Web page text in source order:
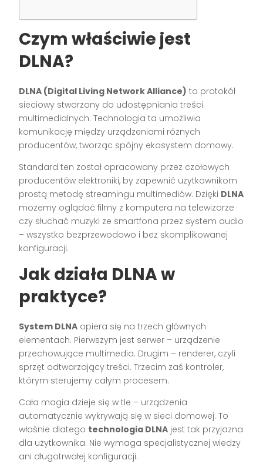
Czym właściwie jest
DLNA?
DLNA (Digital Living Network Alliance) to protokół
sieciowy stworzony do udostępniania treści
multimedialnych. Technologia ta umożliwia
komunikację między urządzeniami różnych
producentów, tworząc spójny ekosystem domowy.
Standard ten został opracowany przez czołowych
producentów elektroniki, by zapewnić użytkownikom
prostą metodę streamingu multimediów. Dzięki DLNA
możemy oglądać filmy z komputera na telewizorze
czy słuchać muzyki ze smartfona przez system audio
– wszystko bezprzewodowo i bez skomplikowanej
konfiguracji.
Jak działa DLNA w
praktyce?
System DLNA opiera się na trzech głównych
elementach. Pierwszym jest serwer – urządzenie
przechowujące multimedia. Drugim – renderer, czyli
sprzęt odtwarzający treści. Trzecim zaś kontroler,
którym sterujemy całym procesem.
Cała magia dzieje się w tle – urządzenia
automatycznie wykrywają się w sieci domowej. To
właśnie dlatego technologia DLNA jest tak przyjazna
dla użytkownika. Nie wymaga specjalistycznej wiedzy
ani długotrwałej konfiguracji.